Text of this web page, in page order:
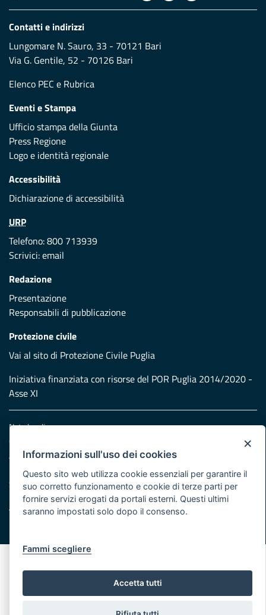
Contatti e indirizzi
Lungomare N. Sauro, 33 - 70121 Bari
Via G. Gentile, 52 - 70126 Bari
Elenco PEC e Rubrica
Eventi e Stampa
Ufficio stampa della Giunta
Press Regione
Logo e identità regionale
Accessibilità
Dichiarazione di accessibilità
URP
Telefono: 800 713939
Scrivici:email
Redazione
Presentazione
Responsabili di pubblicazione
Protezione civile
Vai al sito di Protezione Civile Puglia
Iniziativa finanziata con risorse del POR Puglia 2014/2020 -
Asse XI
Note legali
Cookie e privacy
Atti di notifica
Feed RSS
Servizi Intranet
×
Informazioni sull'uso dei cookies
Questo sito web utilizza cookie essenziali per garantire il
suo corretto funzionamento e cookie di terze parti per
fornire servizi erogati da portali esterni. Questi ultimi
saranno impostati solo dopo il consenso.
Fammi scegliere
Accetta tutti